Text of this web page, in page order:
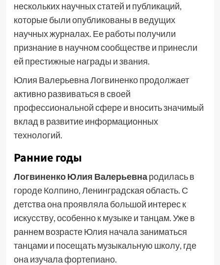
нескольких научных статей и публикаций,
которые были опубликованы в ведущих
научных журналах. Ее работы получили
признание в научном сообществе и принесли
ей престижные награды и звания.
Юлия Валерьевна Логвиненко продолжает
активно развиваться в своей
профессиональной сфере и вносить значимый
вклад в развитие информационных
технологий.
Ранние годы
Логвиненко Юлия Валерьевнародилась в
городе Колпино, Ленинградская область. С
детства она проявляла большой интерес к
искусству, особенно к музыке и танцам. Уже в
раннем возрасте Юлия начала заниматься
танцами и посещать музыкальную школу, где
она изучала фортепиано.